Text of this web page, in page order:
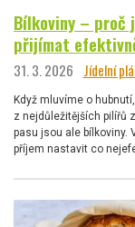
Bílkoviny – proč
přijímat
31. 3. 2026 Jídelní
Když mluvíme o
z nejdůležitějších pilířů
pasu jsou ale bílkoviny.
příjem nastavit co